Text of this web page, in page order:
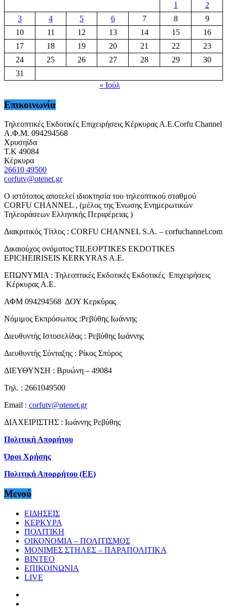
1
2
3
4 5 6 7 8
9
10
11 12 13 14 15
16
17
18 19 20 21 22
23
24
25 26 27 28 29
30
31
« Ιούλ
Επικοινωνία
Τηλεοπτικές Εκδοτικές Επιχειρήσεις Κέρκυρας Α.Ε.Corfu Channel
Α.Φ.Μ. 094294568
Χρυσηίδα
Τ.Κ 49084
Κέρκυρα
26610 49500
corfutv@otenet.gr
Ο ιστότοπος αποτελεί ιδιοκτησία του τηλεοπτικού σταθμού
CORFU CHANNEL , (μέλος της Ένωσης Ενημερωτικών
Τηλεοράσεων Ελληνικής Περιφέρειας )
Διακριτικός Τίτλος : CORFU CHANNEL S.A. – corfuchannel.com
Δικαιούχος ονόματος:TILEOPTIKES EKDOTIKES
EPICHEIRISEIS KERKYRAS A.E.
ΕΠΩΝΥΜΙΑ : Τηλεοπτικές Εκδοτικές Εκδοτικές Επιχειρήσεις
Κέρκυρας Α.Ε.
ΑΦΜ 094294568 ΔΟΥ Κερκύρας
Νόμιμος Εκπρόσωπος :Ρεβύθης Ιωάννης
Διευθυντής Ιστοσελίδας : Ρεβύθης Ιωάννης
Διευθυντής Σύνταξης : Ρίκος Σπύρος
ΔΙΕΥΘΥΝΣΗ : Βρυώνη – 49084
Τηλ. : 2661049500
Email : corfutv@otenet.gr
ΔΙΑΧΕΙΡΙΣΤΗΣ : Ιωάννης Ρεβύθης
Πολιτική Απορήτου
Όροι Χρήσης
Πολιτική Απορρήτου (ΕΕ)
Μενού
ΕΙΔΗΣΕΙΣ
ΚΕΡΚΥΡΑ
ΠΟΛΙΤΙΚΗ
ΟΙΚΟΝΟΜΙΑ – ΠΟΛΙΤΙΣΜΟΣ
ΜΟΝΙΜΕΣ ΣΤΗΛΕΣ – ΠΑΡΑΠΟΛΙΤΙΚΑ
ΒΙΝΤΕΟ
ΕΠΙΚΟΙΝΩΝΙΑ
LIVE